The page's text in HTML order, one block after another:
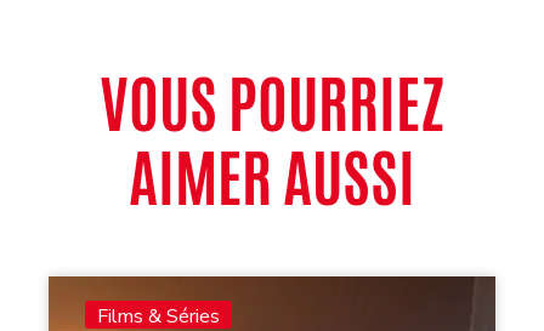
VOUS POURRIEZ
AIMER AUSSI
Films & Séries